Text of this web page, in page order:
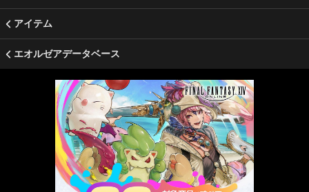
アイテム
エオルゼアデータベース